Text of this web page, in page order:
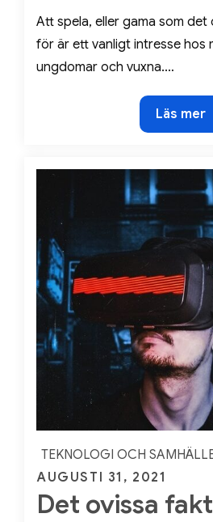
Att spela, eller gama som det
för är ett vanligt intresse hos
ungdomar och vuxna.…
Bästa
tekniken
gaming
Läs mer
TEKNOLOGI OCH
Posted
on
AUGUSTI 31, 2021
Det ovissa